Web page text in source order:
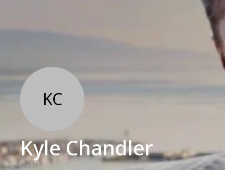
KC
Kyle Chandler
Actor